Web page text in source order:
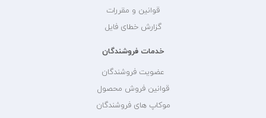
قوانین و مقررات
گزارش خطای فایل
خدمات فروشندگان
عضویت فروشندگان
قوانین فروش محصول
موکاپ های فروشندگان